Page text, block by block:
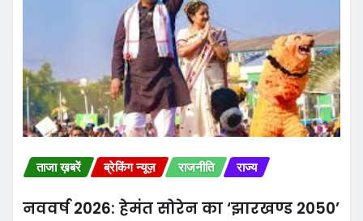
ताजा ख़बरें ब्रेकिंग न्यूज़ राजनीति राज्य
नववर्ष 2026: हेमंत सोरेन का ‘झारखण्ड 2050’